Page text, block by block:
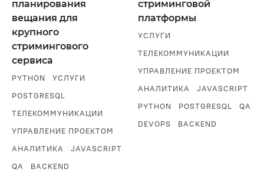
планирования
вещания для
крупного
стримингового
сервиса
PYTHON
УСЛУГИ
POSTGRESQL
ТЕЛЕКОММУНИКАЦИИ
УПРАВЛЕНИЕ ПРОЕКТОМ
АНАЛИТИКА
JAVASCRIPT
QA
BACKEND
стриминговой
платформы
УСЛУГИ
ТЕЛЕКОММУНИКАЦИИ
УПРАВЛЕНИЕ ПРОЕКТОМ
АНАЛИТИКА
JAVASCRIPT
PYTHON
POSTGRESQL
QA
DEVOPS
BACKEND